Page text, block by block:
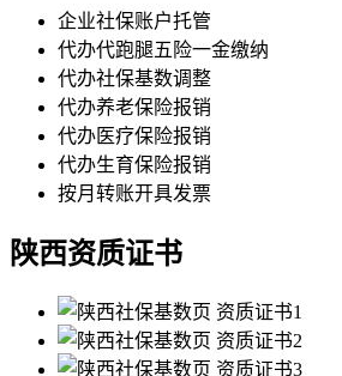
企业社保账户托管
代办代跑腿五险一金缴纳
代办社保基数调整
代办养老保险报销
代办医疗保险报销
代办生育保险报销
按月转账开具发票
陕西资质证书